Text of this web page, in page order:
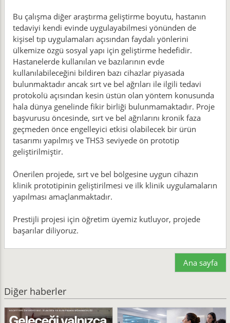
Bu çalışma diğer araştırma geliştirme boyutu, hastanın
tedaviyi kendi evinde uygulayabilmesi yönünden de
kişisel tıp uygulamaları açısından faydalı yönlerini
ülkemize özgü sosyal yapı için geliştirme hedefidir.
Hastanelerde kullanılan ve bazılarının evde
kullanılabileceğini bildiren bazı cihazlar piyasada
bulunmaktadır ancak sırt ve bel ağrıları ile ilgili tedavi
protokolü açısından kesin üstün olan yöntem konusunda
hala dünya genelinde fikir birliği bulunmamaktadır. Proje
başvurusu öncesinde, sırt ve bel ağrılarını kronik faza
geçmeden önce engelleyici etkisi olabilecek bir ürün
tasarımı yapılmış ve THS3 seviyede ön prototip
geliştirilmiştir.
Önerilen projede, sırt ve bel bölgesine uygun cihazın
klinik prototipinin geliştirilmesi ve ilk klinik uygulamaların
yapılması amaçlanmaktadır.
Prestijli projesi için öğretim üyemiz kutluyor, projede
başarılar diliyoruz.
Ana sayfa
Diğer haberler